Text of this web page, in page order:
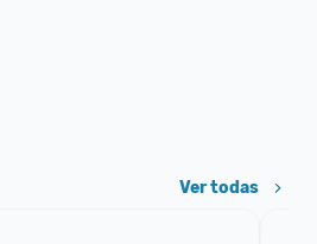
Ver todas